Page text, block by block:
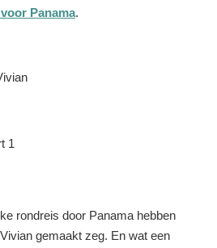
Panama.
rondreis door Panama hebben
gemaakt zeg. En wat een